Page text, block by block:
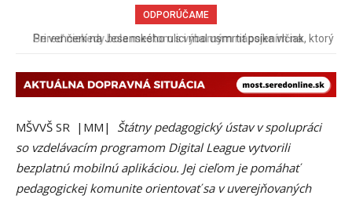
ODPORÚČAME
Pri venčení na Jesenského ulici mal usmrtiť psíka vlčiak, ktorý
MŠVVŠ SR |MM|
Štátny pedagogický ústav v spolupráci
so vzdelávacím programom Digital League vytvorili
bezplatnú mobilnú aplikáciou. Jej cieľom je pomáhať
pedagogickej komunite orientovať sa v uverejňovaných